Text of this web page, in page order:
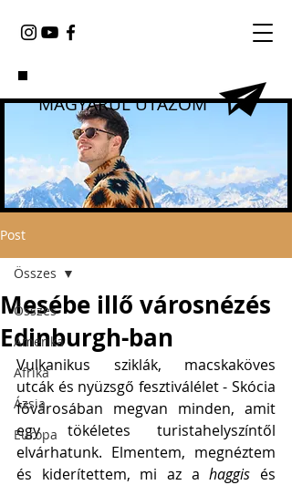
MAGYARUL UTAZOM
Post
Összes
Amerika
Afrika
Ázsia
Európa
Összes
Mesébe illő városnézés
Edinburgh-ban
Vulkanikus sziklák, macskaköves
utcák és nyüzsgő fesztiválélet - Skócia
fővárosában megvan minden, amit
egy tökéletes turistahelyszíntől
elvárhatunk. Elmentem, megnéztem
és kiderítettem, mi az a haggis és